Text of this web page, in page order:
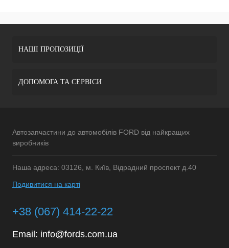
НАШІ ПРОПОЗИЦІЇ
ДОПОМОГА ТА СЕРВІСИ
Автозапчастини до автомобілів FORD від найкращих
виробників
Наша адреса: 03126, м. Київ, Відрадний проспект д.40
Подивитися на карті
+38 (067) 414-22-22
Email: info@fords.com.ua